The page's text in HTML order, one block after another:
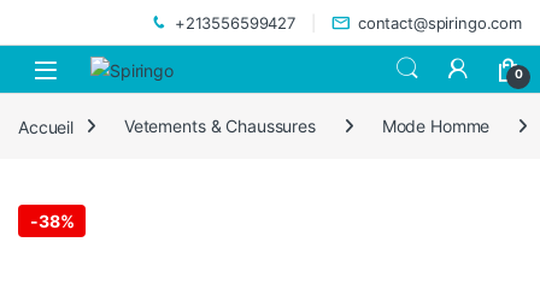
+213556599427 contact@spiringo.com
0
Accueil Vetements & Chaussures Mode Homme
-38%